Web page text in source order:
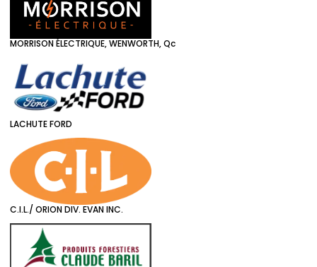
MORRISON ÉLECTRIQUE, WENWORTH, Qc
LACHUTE FORD
C.I.L./ ORION DIV. EVAN INC.